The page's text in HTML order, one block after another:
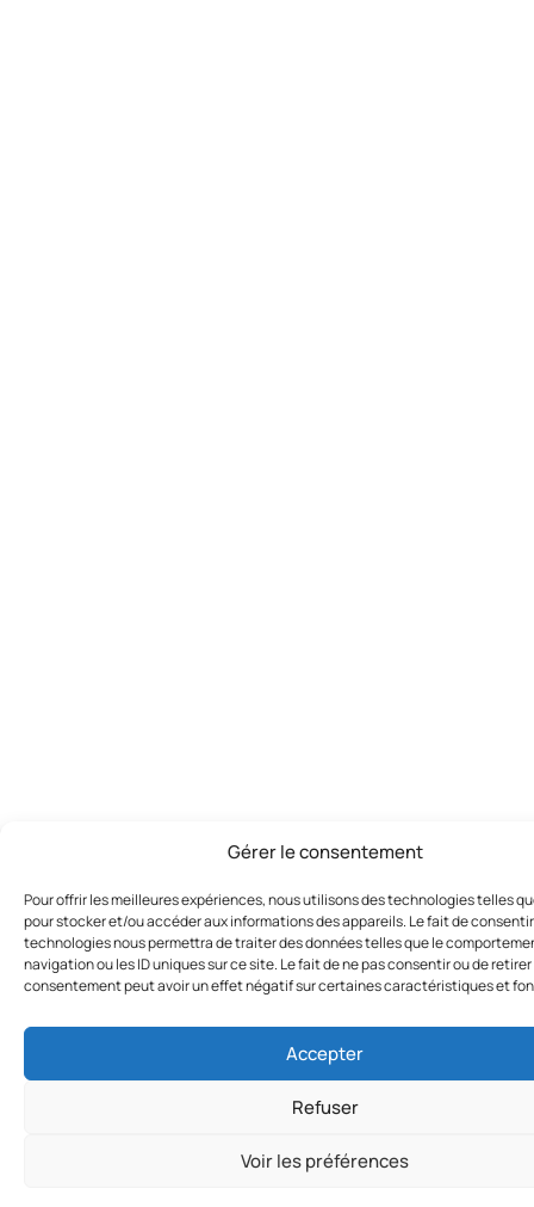
Gérer le consentement
Pour offrir les meilleures expériences, nous utilisons des technologies telles
pour stocker et/ou accéder aux informations des appareils. Le fait de
technologies nous permettra de traiter des données telles que le
navigation ou les ID uniques sur ce site. Le fait de ne pas consentir ou de
consentement peut avoir un effet négatif sur certaines caractéristiques et
Accepter
Refuser
Voir les préférences